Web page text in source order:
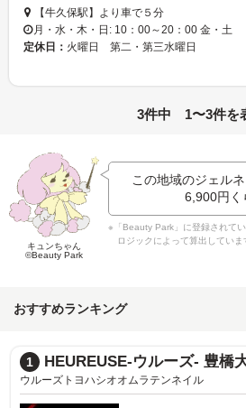
【牛久保駅】より車で５分
月・水・木・日: 10：00～20：00 金
定休日： 火曜日 第二・第三水曜日
3件中 1〜3件を
キュンちゃん
©Beauty Park
この地域のジェル
6,900円
※「Beauty Park」に登録されて
ロジックによって算出していま
おすすめランキング
1 HEUREUSE-ウルーズ- 豊橋
ウルーズトヨハシオオムラテンネイル